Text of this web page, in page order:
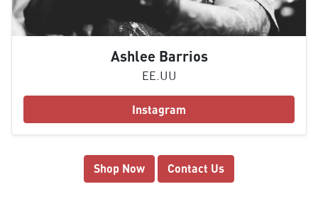
Ashlee Barrios
EE.UU
Instagram
Shop Now Contact Us